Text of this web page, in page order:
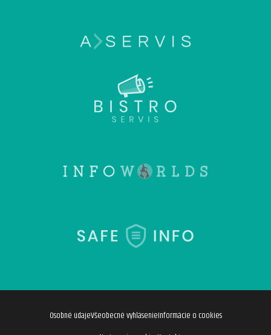
Osobné údajeVšeobecné vyhlásenieInformácie o cookies